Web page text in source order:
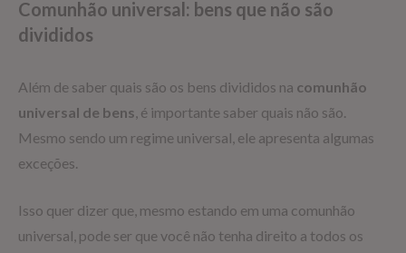
Comunhão universal: bens que não são
divididos
Além de saber quais são os bens divididos na comunhão
universal de bens , é importante saber quais não são.
Mesmo sendo um regime universal, ele apresenta algumas
exceções.
Isso quer dizer que, mesmo estando em uma comunhão
universal, pode ser que você não tenha direito a todos os